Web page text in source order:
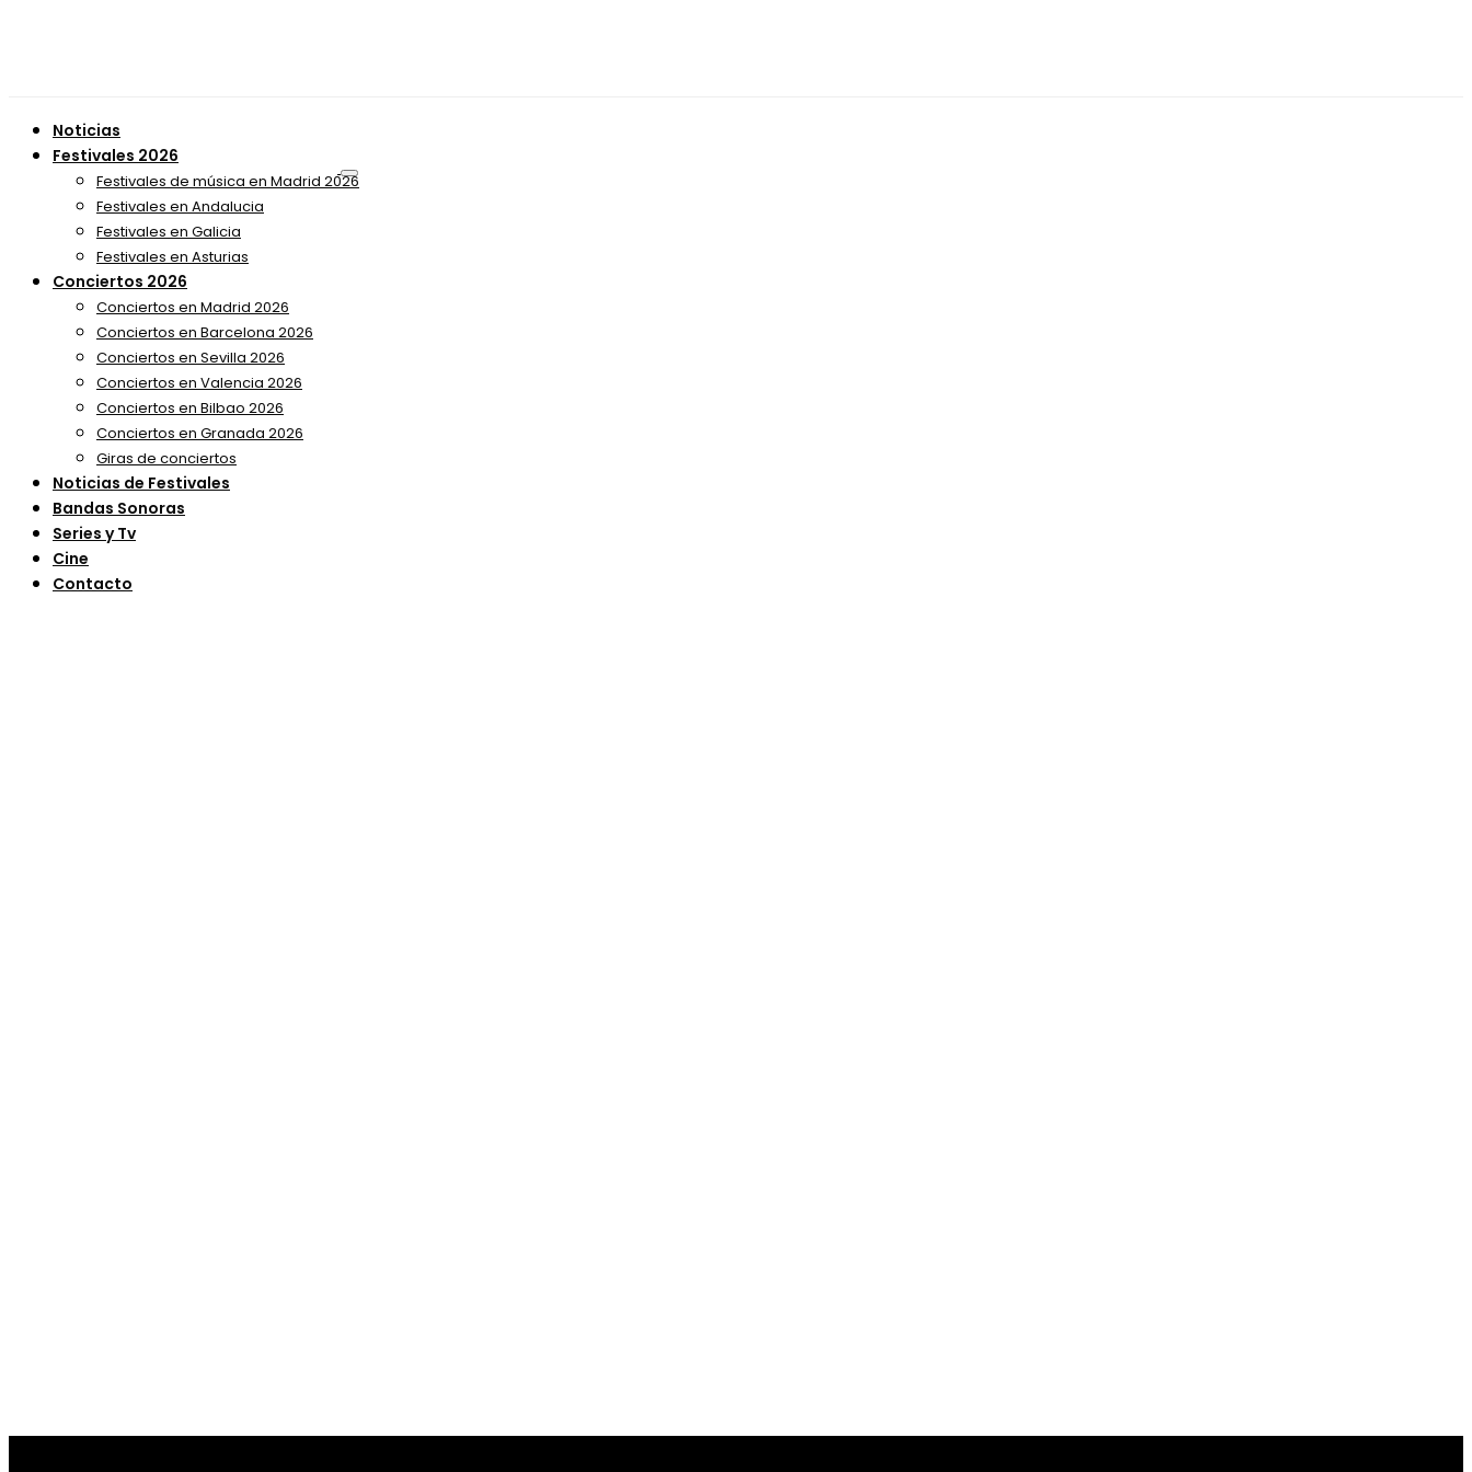
Noticias
Festivales 2026
Festivales de música en Madrid 2026
Festivales en Andalucia
Festivales en Galicia
Festivales en Asturias
Conciertos 2026
Conciertos en Madrid 2026
Conciertos en Barcelona 2026
Conciertos en Sevilla 2026
Conciertos en Valencia 2026
Conciertos en Bilbao 2026
Conciertos en Granada 2026
Giras de conciertos
Noticias de Festivales
Bandas Sonoras
Series y Tv
Cine
Contacto